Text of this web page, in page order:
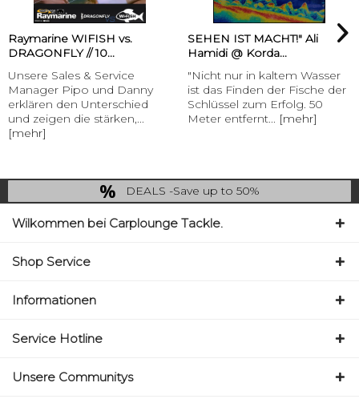
Raymarine WIFISH vs.
DRAGONFLY // 10...
Unsere Sales & Service
Manager Pipo und Danny
erklären den Unterschied
und zeigen die stärken,...
[mehr]
SEHEN IST MACHT!" Ali
Hamidi @ Korda...
"Nicht nur in kaltem Wasser
ist das Finden der Fische der
Schlüssel zum Erfolg. 50
Meter entfernt...
[mehr]
DEALS -Save up to 50%
Wilkommen bei Carplounge Tackle.
Shop Service
Informationen
Service Hotline
Unsere Communitys